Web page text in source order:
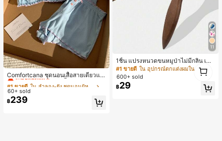
Comfortcana ชุดนอนเสื้อสายเดี่ยวแต่
งระบายและกางเกงขาสั้นสำหรับผู้หญิง
#1 ขายดี
เกือบหมดแล้ว!
#1 ขายดี
เกือบหมดแล้ว!
#1 ขายดี
เกือบหมดแล้ว!
#1 ขายดี
60+ sold
฿239
11
1ชิ้น แปรงหนวดขนหมูป่าไม่มีกลิ่น เหม
าะสำหรับผู้ชายและผู้หญิง แปรงจัดทรง
ผมมืออาชีพสำหรับผมหยาบและผมละเ
อียด การตัดแต่งแบบไล่ระดับ เครื่องมือ
ทำผม การหวีกลับ เรียบ จำเป็นสำหรับนั
#1 ขายดี
ใน อุปกรณ์ตกแต่งผมในห้องน้ำ
600+ sold
฿29